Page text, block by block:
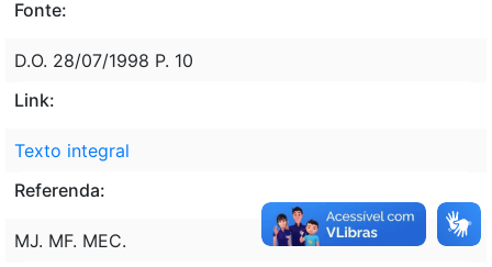
Fonte:
D.O. 28/07/1998 P. 10
Link:
Texto integral
Referenda:
MJ. MF. MEC.